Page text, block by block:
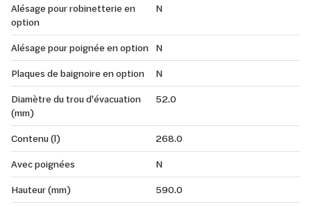
Alésage pour robinetterie en
option
N
Alésage pour poignée en option N
Plaques de baignoire en option
N
Diamètre du trou d'évacuation
(mm)
52.0
Contenu (l)
268.0
Avec poignées
N
Hauteur (mm)
590.0